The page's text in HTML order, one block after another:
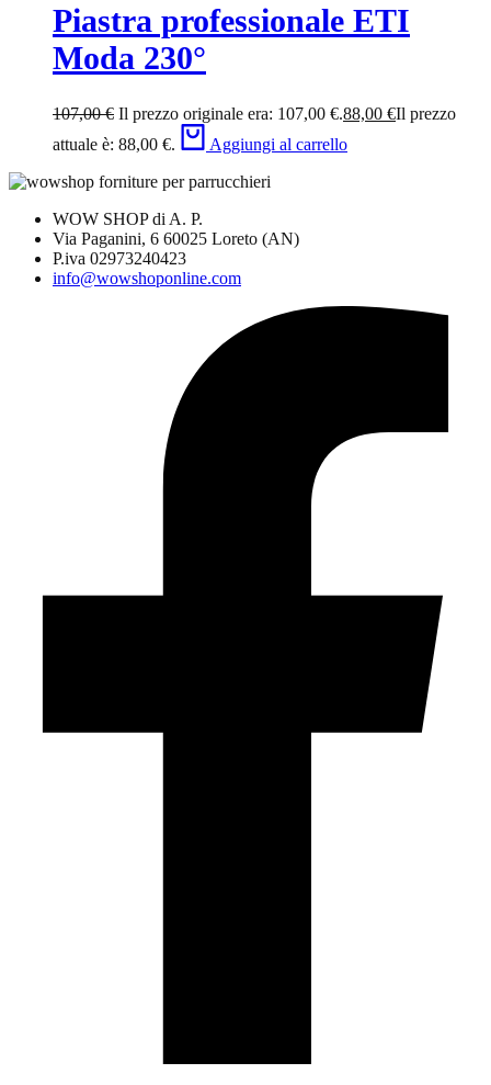
Piastra professionale ETI
Moda 230°
107,00€ Il prezzo originale era: 107,00 €.88,00 €Il prezzo
attuale è: 88,00 €.
Aggiungi al carrello
WOW SHOP di A. P.
Via Paganini, 6 60025 Loreto (AN)
P.iva 02973240423
info@wowshoponline.com